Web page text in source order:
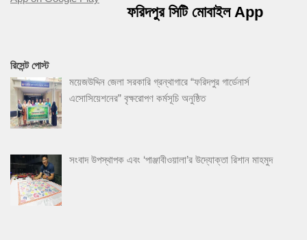
ফরিদপুর সিটি মোবাইল App
রিসেন্ট পোস্ট
ময়েজউদ্দিন জেলা সরকারি গ্রন্থাগারে “ফরিদপুর গার্ডেনার্স
এসোসিয়েশনের” বৃক্ষরোপণ কর্মসূচি অনুষ্ঠিত
সংবাদ উপস্থাপক এবং ‘পাঞ্জাবীওয়ালা’র উদ্যোক্তা রিশান মাহমুদ